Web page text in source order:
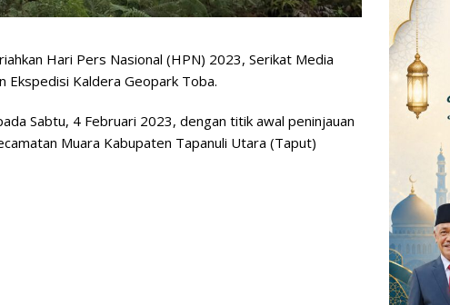
Hari Pers Nasional (HPN) 2023, Serikat Media
Ekspedisi Kaldera Geopark Toba.
Sabtu, 4 Februari 2023, dengan titik awal peninjauan
Muara Kabupaten Tapanuli Utara (Taput)